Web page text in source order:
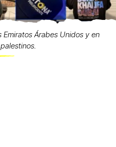
Árabes Unidos y en